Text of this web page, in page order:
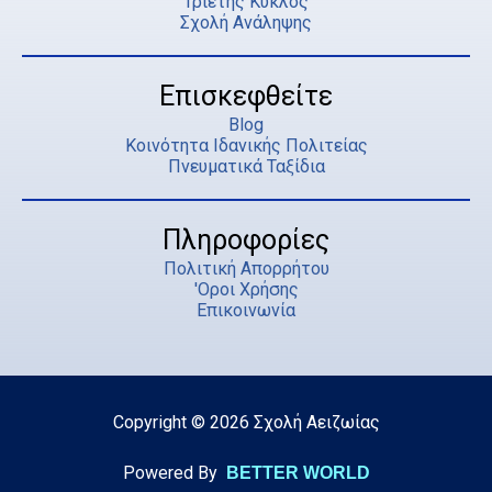
k
Σχολή Ανάληψης
Επισκεφθείτε
Blog
Κοινότητα Ιδανικής Πολιτείας
Πνευματικά Ταξίδια
Πληροφορίες
Πολιτική Απορρήτου
'Οροι Χρήσης
Επικοινωνία
Copyright © 2026 Σχολή Αειζωίας
Powered By BETTER WORLD